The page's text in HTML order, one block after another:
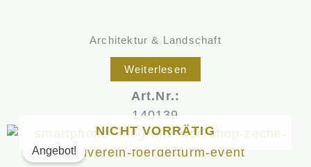
Architektur & Landschaft
Weiterlesen
Art.Nr.:
140139
NICHT VORRÄTIG
Angebot!
Ursprünglicher
Preis
war:
Aktueller
ist: